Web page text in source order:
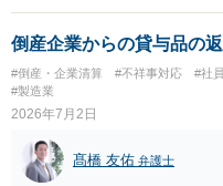
リカのローファームにおける
と関係があるわけではありま
倒産企業からの貸与品の
#倒産・企業清算 #不祥事対応 #社
#製造業
2026年7月2日
髙橋 友佑 弁護士